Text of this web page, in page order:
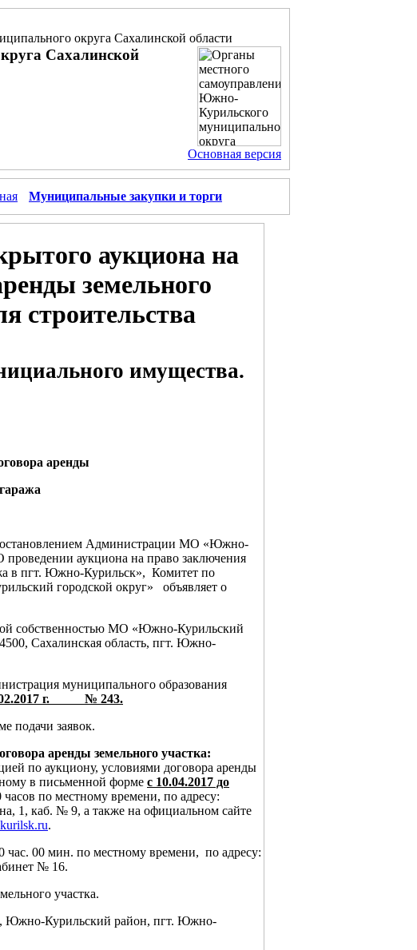
округа Сахалинской области
Сахалинской
Основная версия
Муниципальные закупки и торги
аукциона на
земельного
строительства
имущества.
аренды
постановлением Администрации МО «Южно-
проведении аукциона на право заключения
в пгт. Южно-Курильск», Комитет по
городской округ» объявляет о
собственностью МО «Южно-Курильский
Сахалинская область, пгт. Южно-
муниципального образования
г. № 243.
подачи заявок.
аренды земельного участка:
по аукциону, условиями договора аренды
в письменной форме с 10.04.2017 до
по местному времени, по адресу:
1, каб. № 9, а также на официальном сайте
.
час. 00 мин. по местному времени, по адресу:
№ 16.
участка.
Южно-Курильский район, пгт. Южно-